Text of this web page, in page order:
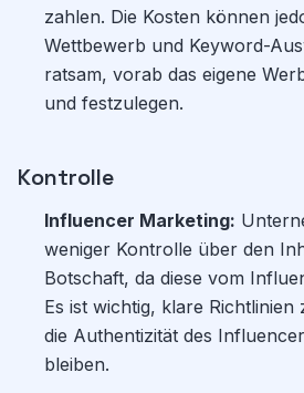
zahlen. Die Kosten können
Wettbewerb und Keyword-
ratsam, vorab das eigene
und festzulegen.
Kontrolle
Influencer Marketing:
weniger Kontrolle über den
Botschaft, da diese vom
Es ist wichtig, klare
die Authentizität des
bleiben.